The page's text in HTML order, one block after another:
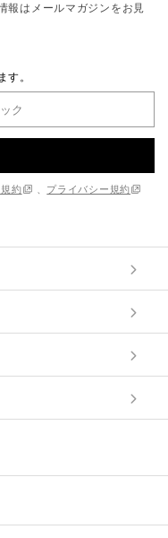
報はメールマガジンをお見
。
約
プライバシー規約